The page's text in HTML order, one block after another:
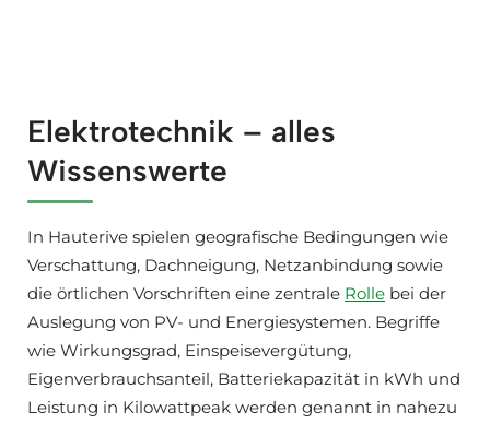
Elektrotechnik – alles
Wissenswerte
In Hauterive spielen geografische Bedingungen wie
Verschattung, Dachneigung, Netzanbindung sowie
die örtlichen Vorschriften eine zentrale Rolle bei der
Auslegung von PV- und Energiesystemen. Begriffe
wie Wirkungsgrad, Einspeisevergütung,
Eigenverbrauchsanteil, Batteriekapazität in kWh und
Leistung in Kilowattpeak werden genannt in nahezu